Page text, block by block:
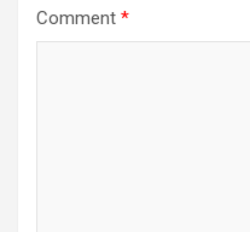
Comment *